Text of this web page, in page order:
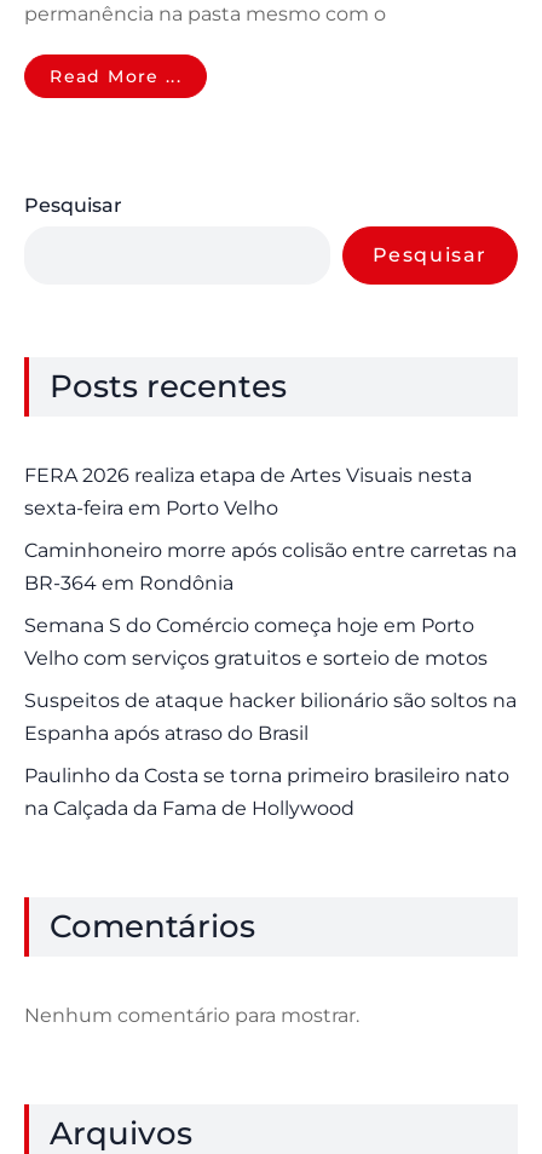
permanência na pasta mesmo com o
Read More ...
Pesquisar
Pesquisar
Posts recentes
FERA 2026 realiza etapa de Artes Visuais nesta
sexta-feira em Porto Velho
Caminhoneiro morre após colisão entre carretas na
BR-364 em Rondônia
Semana S do Comércio começa hoje em Porto
Velho com serviços gratuitos e sorteio de motos
Suspeitos de ataque hacker bilionário são soltos na
Espanha após atraso do Brasil
Paulinho da Costa se torna primeiro brasileiro nato
na Calçada da Fama de Hollywood
Comentários
Nenhum comentário para mostrar.
Arquivos